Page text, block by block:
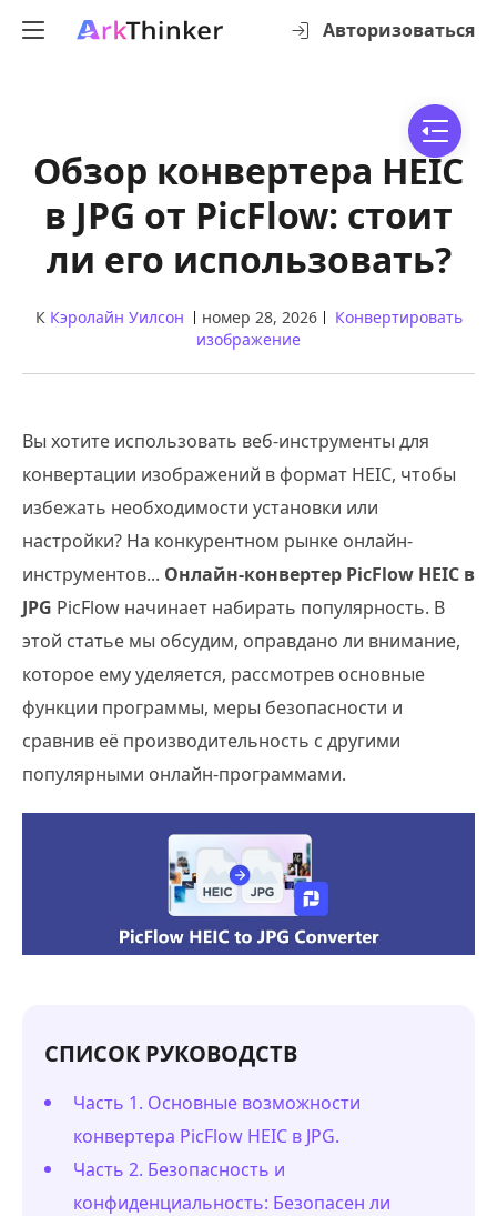
Авторизоваться
Обзор конвертера HEIC
в JPG от PicFlow: стоит
ли его использовать?
К Кэролайн Уилсон номер 28, 2026
Конвертировать
изображение
Вы хотите использовать веб-инструменты для
конвертации изображений в формат HEIC, чтобы
избежать необходимости установки или
настройки? На конкурентном рынке онлайн-
инструментов... Онлайн-конвертер PicFlow HEIC в
JPG PicFlow начинает набирать популярность. В
этой статье мы обсудим, оправдано ли внимание,
которое ему уделяется, рассмотрев основные
функции программы, меры безопасности и
сравнив её производительность с другими
популярными онлайн-программами.
СПИСОК РУКОВОДСТВ
Часть 1. Основные возможности
конвертера PicFlow HEIC в JPG.
Часть 2. Безопасность и
конфиденциальность: Безопасен ли